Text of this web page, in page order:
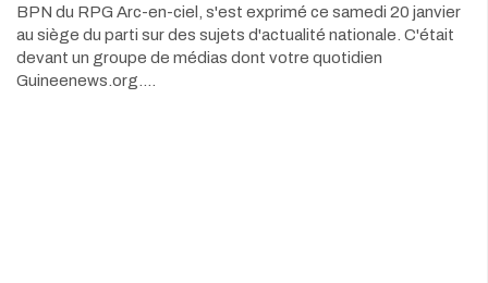
BPN du RPG Arc-en-ciel, s'est exprimé ce samedi 20 janvier
au siège du parti sur des sujets d'actualité nationale. C'était
devant un groupe de médias dont votre quotidien
Guineenews.org.…